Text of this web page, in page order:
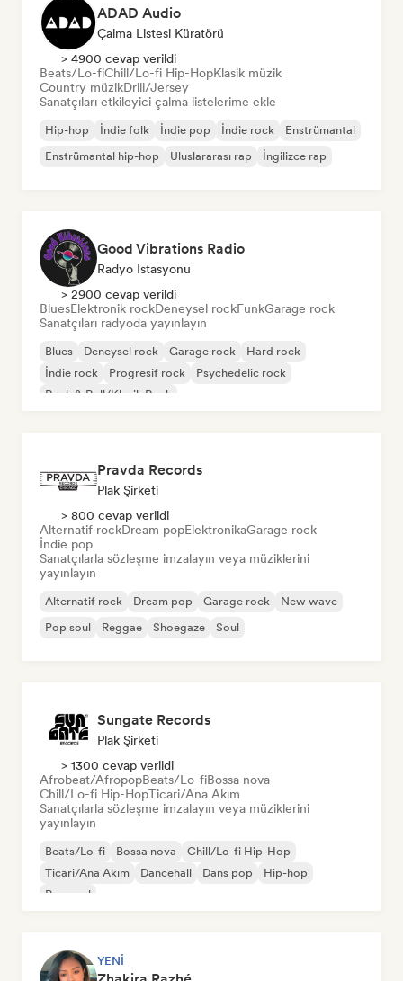
ADAD Audio
Çalma Listesi Küratörü
> 4900 cevap verildi
Beats/Lo-fiChill/Lo-fi Hip-HopKlasik müzik
Country müzikDrill/Jersey
Sanatçıları etkileyici çalma listelerime ekle
Hip-hop İndie folk İndie pop İndie rock
Enstrümantal
Enstrümantal hip-hop
Uluslararası rap İngilizce rap
Good Vibrations Radio
Radyo Istasyonu
> 2900 cevap verildi
BluesElektronik rockDeneysel rockFunkGarage rock
Sanatçıları radyoda yayınlayın
Blues Deneysel rock Garage rock
Hard rock
İndie rock
Progresif rock
Psychedelic rock
Rock & Roll/Klasik Rock
Pravda Records
Plak Şirketi
> 800 cevap verildi
Alternatif rockDream popElektronikaGarage rock
İndie pop
Sanatçılarla sözleşme imzalayın veya müziklerini
yayınlayın
Alternatif rock Dream pop Garage rock
New wave
Pop soul
Reggae Shoegaze Soul
Sungate Records
Plak Şirketi
> 1300 cevap verildi
Afrobeat/AfropopBeats/Lo-fiBossa nova
Chill/Lo-fi Hip-HopTicari/Ana Akım
Sanatçılarla sözleşme imzalayın veya müziklerini
yayınlayın
Beats/Lo-fi Bossa nova
Chill/Lo-fi Hip-Hop
Ticari/Ana Akım
Dancehall Dans pop
Hip-hop
Pop soul
YENI